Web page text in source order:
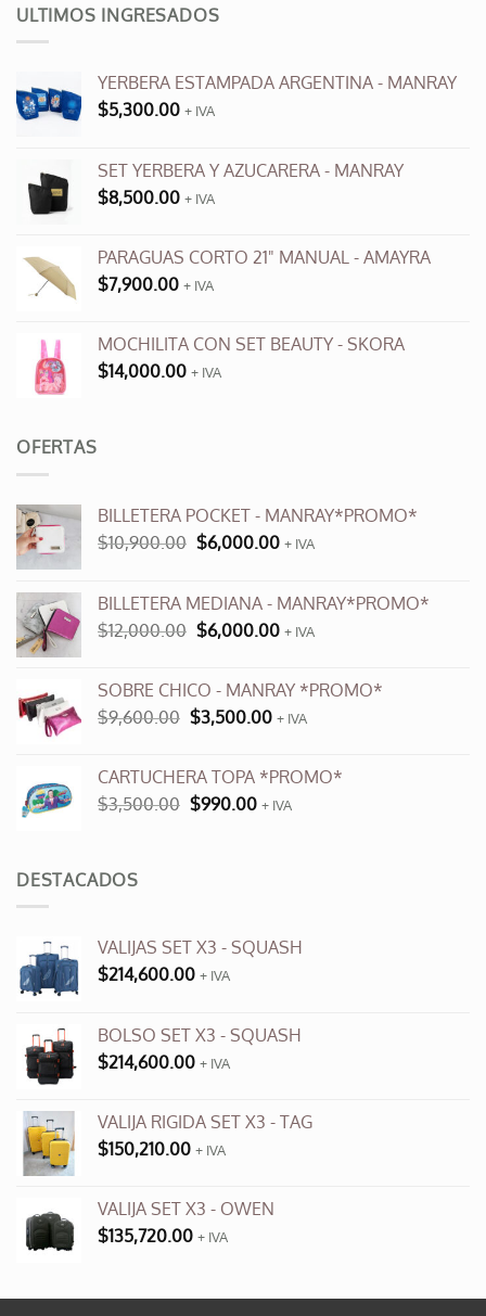
múltiples
variantes.
se
pueden
página
producto
ULTIMOS INGRESADOS
YERBERA ESTAMPADA ARGENTINA - MANRAY
$5,300.00 + IVA
SET YERBERA Y AZUCARERA - MANRAY
$8,500.00 + IVA
PARAGUAS CORTO 21" MANUAL - AMAYRA
$7,900.00 + IVA
MOCHILITA CON SET BEAUTY - SKORA
$14,000.00 + IVA
OFERTAS
BILLETERA POCKET - MANRAY*PROMO*
$10,900.00 El
era:
$10,900.00.
$6,000.00El
es:
$6,000.00.
+ IVA
BILLETERA MEDIANA - MANRAY*PROMO*
$12,000.00 El
era:
$12,000.00.
$6,000.00El
es:
$6,000.00.
+ IVA
SOBRE CHICO - MANRAY *PROMO*
$9,600.00 El
era:
$9,600.00.
$3,500.00El
es:
$3,500.00.
+ IVA
CARTUCHERA TOPA *PROMO*
$3,500.00 El
$990.00El+ IVA
DESTACADOS
VALIJAS SET X3 - SQUASH
$214,600.00 + IVA
BOLSO SET X3 - SQUASH
$214,600.00 + IVA
VALIJA RIGIDA SET X3 - TAG
$150,210.00 + IVA
VALIJA SET X3 - OWEN
$135,720.00 + IVA